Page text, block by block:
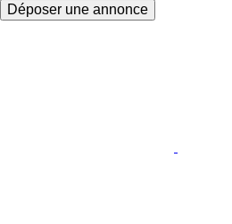
Déposer une annonce